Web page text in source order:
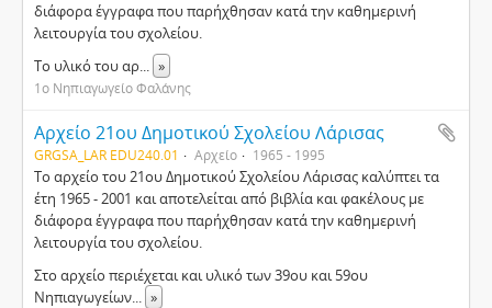
διάφορα έγγραφα που παρήχθησαν κατά την καθημερινή
λειτουργία του σχολείου.
Το υλικό του αρ... »
1ο Νηπιαγωγείο Φαλάνης
Αρχείο 21ου Δημοτικού Σχολείου Λάρισας
GRGSA_LAR EDU240.01 Αρχείο 1965 - 1995
Το αρχείο του 21ου Δημοτικού Σχολείου Λάρισας καλύπτει τα
έτη 1965 - 2001 και αποτελείται από βιβλία και φακέλους με
διάφορα έγγραφα που παρήχθησαν κατά την καθημερινή
λειτουργία του σχολείου.
Στο αρχείο περιέχεται και υλικό των 39ου και 59ου
Νηπιαγωγείων... »